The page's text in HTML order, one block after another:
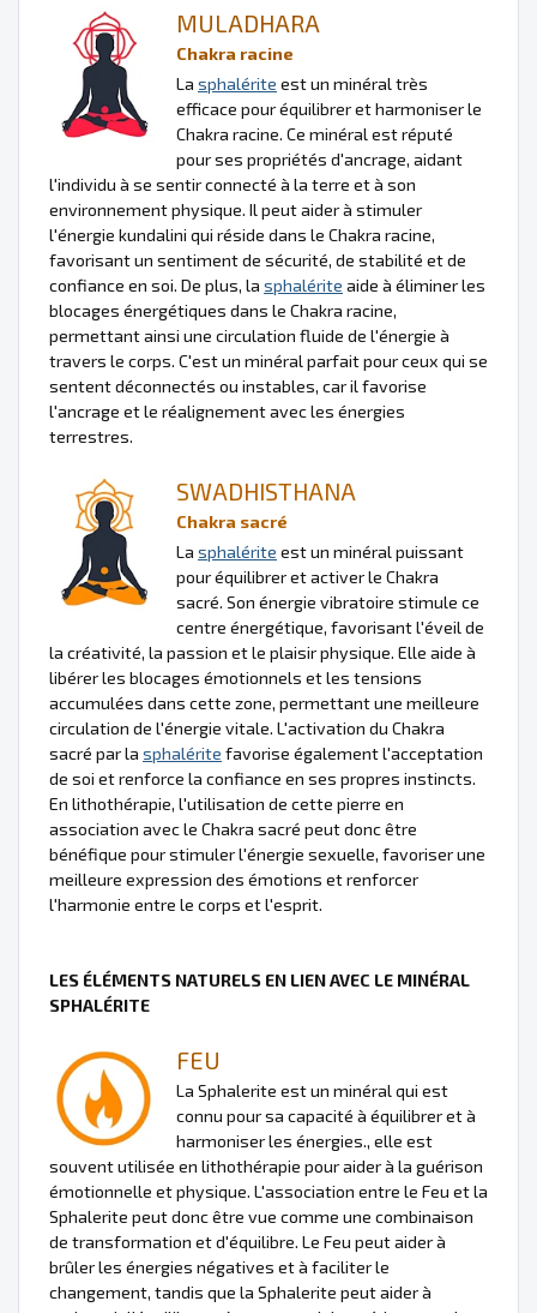
MULADHARA
Chakra racine
La sphalérite est un minéral très
efficace pour équilibrer et harmoniser le
Chakra racine. Ce minéral est réputé
pour ses propriétés d'ancrage, aidant
l'individu à se sentir connecté à la terre et à son
environnement physique. Il peut aider à stimuler
l'énergie kundalini qui réside dans le Chakra racine,
favorisant un sentiment de sécurité, de stabilité et de
confiance en soi. De plus, la sphalérite aide à éliminer les
blocages énergétiques dans le Chakra racine,
permettant ainsi une circulation fluide de l'énergie à
travers le corps. C'est un minéral parfait pour ceux qui se
sentent déconnectés ou instables, car il favorise
l'ancrage et le réalignement avec les énergies
terrestres.
SWADHISTHANA
Chakra sacré
La sphalérite est un minéral puissant
pour équilibrer et activer le Chakra
sacré. Son énergie vibratoire stimule ce
centre énergétique, favorisant l'éveil de
la créativité, la passion et le plaisir physique. Elle aide à
libérer les blocages émotionnels et les tensions
accumulées dans cette zone, permettant une meilleure
circulation de l'énergie vitale. L'activation du Chakra
sacré par la sphalérite favorise également l'acceptation
de soi et renforce la confiance en ses propres instincts.
En lithothérapie, l'utilisation de cette pierre en
association avec le Chakra sacré peut donc être
bénéfique pour stimuler l'énergie sexuelle, favoriser une
meilleure expression des émotions et renforcer
l'harmonie entre le corps et l'esprit.
LES ÉLÉMENTS NATURELS EN LIEN AVEC LE MINÉRAL
SPHALÉRITE
FEU
La Sphalerite est un minéral qui est
connu pour sa capacité à équilibrer et à
harmoniser les énergies., elle est
souvent utilisée en lithothérapie pour aider à la guérison
émotionnelle et physique. L'association entre le Feu et la
Sphalerite peut donc être vue comme une combinaison
de transformation et d'équilibre. Le Feu peut aider à
brûler les énergies négatives et à faciliter le
changement, tandis que la Sphalerite peut aider à